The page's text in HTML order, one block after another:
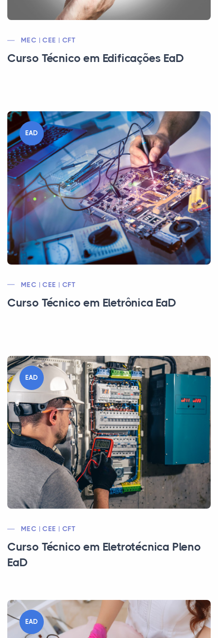
MEC | CEE | CFT
Curso Técnico em Edificações EaD
EAD
MEC | CEE | CFT
Curso Técnico em Eletrônica EaD
EAD
MEC | CEE | CFT
Curso Técnico em Eletrotécnica Pleno
EaD
EAD